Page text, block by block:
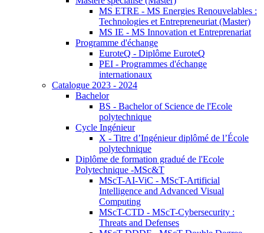
MS ETRE - MS Energies Renouvelables :
Technologies et Entrepreneuriat (Master)
MS IE - MS Innovation et Entreprenariat
Programme d'échange
EuroteQ - Diplôme EuroteQ
PEI - Programmes d'échange
internationaux
Catalogue 2023 - 2024
Bachelor
BS - Bachelor of Science de l'Ecole
polytechnique
Cycle Ingénieur
X - Titre d’Ingénieur diplômé de l’École
polytechnique
Diplôme de formation gradué de l'Ecole
Polytechnique -MSc&T
MScT-AI-ViC - MScT-Artificial
Intelligence and Advanced Visual
Computing
MScT-CTD - MScT-Cybersecurity :
Threats and Defenses